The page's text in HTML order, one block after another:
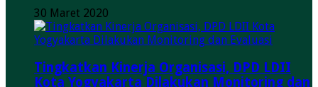
30 Maret 2020
Tingkatkan Kinerja Organisasi, DPD LDII
Kota Yogyakarta Dilakukan Monitoring dan